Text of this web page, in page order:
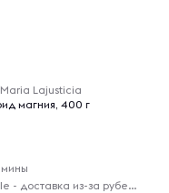
Lajusticia
магния, 400 г
Virelle - доставка из-за рубежа